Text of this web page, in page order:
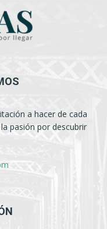
a hacer de cada
pasión por descubrir